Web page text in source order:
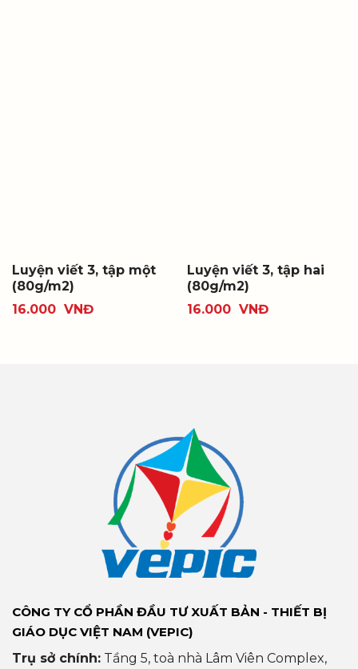
Luyện viết 3, tập một
(80g/m2)
16.000 VNĐ
Luyện viết 3, tập hai
(80g/m2)
16.000 VNĐ
CÔNG TY CỔ PHẦN ĐẦU TƯ XUẤT BẢN - THIẾT BỊ
GIÁO DỤC VIỆT NAM (VEPIC)
Trụ sở chính: Tầng 5, toà nhà Lâm Viên Complex,